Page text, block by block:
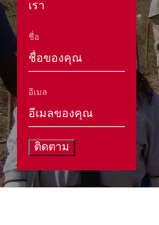
เรา
ชื่อ
อีเมล
ติดตาม